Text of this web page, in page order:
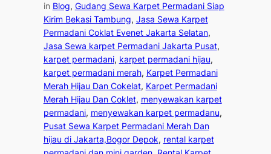
in Blog, Gudang Sewa Karpet Permadani Siap
Kirim Bekasi Tambung, Jasa Sewa Karpet
Permadani Coklat Evenet Jakarta Selatan
Jasa Sewa karpet Permadani Jakarta Pusat
karpet permadani, karpet permadani hijau
karpet permadani merah, Karpet Permadani
Merah Hijau Dan Cokelat, Karpet Permadani
Merah Hijau Dan Coklet, menyewakan karpet
permadani, menyewakan karpet permadanu
Pusat Sewa Karpet Permadani Merah Dan
hijau di Jakarta,Bogor Depok, rental karpet